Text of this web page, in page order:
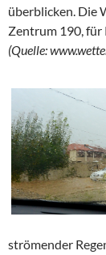
überblicken. Die
Zentrum 190,
(Quelle:
strömender